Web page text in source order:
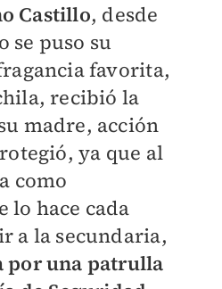
Castillo, desde
se puso su
favorita,
recibió la
madre, acción
ya que al
como
lo hace cada
a la secundaria,
por una patrulla